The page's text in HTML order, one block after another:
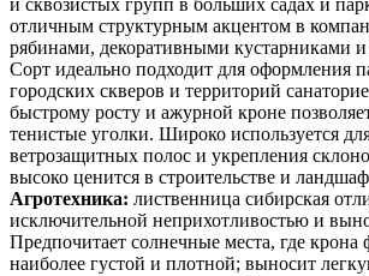
отличным структурным акцентом в
рябинами, декоративными кустарниками
Сорт идеально подходит для оформления
городских скверов и территорий
быстрому росту и ажурной кроне
тенистые уголки. Широко используется
ветрозащитных полос и укрепления
высоко ценится в строительстве и
Агротехника: лиственница сибирская
исключительной неприхотливостью и
Предпочитает солнечные места, где крона
наиболее густой и плотной; выносит